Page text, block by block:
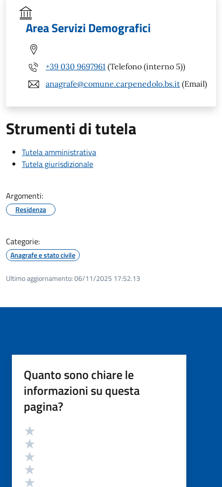
Area Servizi Demografici
+39 030 9697961 (Telefono (interno 5))
anagrafe@comune.carpenedolo.bs.it (Email)
Strumenti di tutela
Tutela amministrativa
Tutela giurisdizionale
Argomenti:
Residenza
Categorie:
Anagrafe e stato civile
Ultimo aggiornamento:06/11/2025 17:52.13
Quanto sono chiare le
informazioni su questa
pagina?
Valutazione